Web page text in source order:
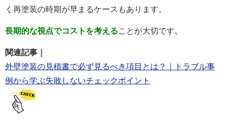
く再塗装の時期が早まるケースもあります。
長期的な視点でコストを考えることが大切です。
関連記事｜
外壁塗装の見積書で必ず見るべき項目とは？｜トラブル事
例から学ぶ失敗しないチェックポイント